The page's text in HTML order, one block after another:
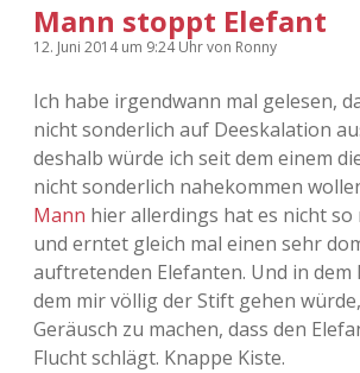
Kopfkinomusik
Nur mal so
Täglicher Sinnwahn
Visuelles
Wandnotizen
Adventskalender 2010
Adventskalender
Adventskalender
Adventskalender
Adventskalender
Adventskalender
instagram
rss
Mann stoppt Elefant
12. Juni 2014um 9:24 Uhrvon Ronny
Ich habe irgendwann mal gelesen,
nicht sonderlich auf Deeskalation
deshalb würde ich seit dem einem
nicht sonderlich nahekommen
Mann hier allerdings hat es nicht
und erntet gleich mal einen sehr
auftretenden Elefanten. Und in dem
dem mir völlig der Stift gehen
Geräusch zu machen, dass den
Flucht schlägt. Knappe Kiste.